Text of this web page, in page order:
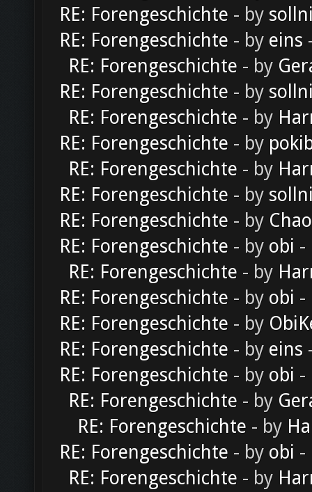
RE: Forengeschichte - by
RE: Forengeschichte - by eins
RE: Forengeschichte - by
RE: Forengeschichte - by
RE: Forengeschichte - by
RE: Forengeschichte - by
RE: Forengeschichte - by
RE: Forengeschichte - by
RE: Forengeschichte - by
RE: Forengeschichte - by obi -
RE: Forengeschichte - by
RE: Forengeschichte - by obi -
RE: Forengeschichte - by
RE: Forengeschichte - by eins
RE: Forengeschichte - by obi -
RE: Forengeschichte - by
RE: Forengeschichte - by
RE: Forengeschichte - by obi -
RE: Forengeschichte - by